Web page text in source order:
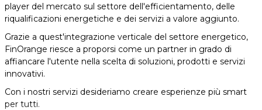
player del mercato sul settore dell'efficientamento, delle
riqualificazioni energetiche e dei servizi a valore aggiunto.
Grazie a quest'integrazione verticale del settore energetico,
FinOrange riesce a proporsi come un partner in grado di
affiancare l'utente nella scelta di soluzioni, prodotti e servizi
innovativi.
Con i nostri servizi desideriamo creare esperienze più smart
per tutti.